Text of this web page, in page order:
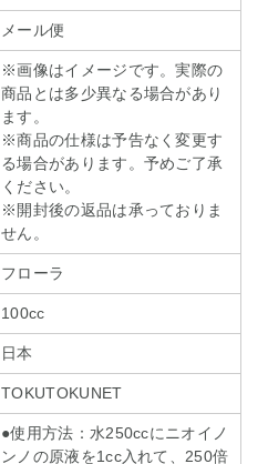
メール便
※画像はイメージです。実際の
商品とは多少異なる場合があり
ます。
※商品の仕様は予告なく変更す
る場合があります。予めご了承
ください。
※開封後の返品は承っておりま
せん。
フローラ
100cc
日本
TOKUTOKUNET
●使用方法：水250ccにニオイノ
ンノの原液を1cc入れて、250倍